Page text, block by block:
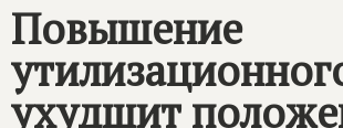
Повышение
ухудшит